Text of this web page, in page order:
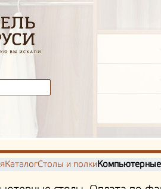
КаталогСтолы и полки